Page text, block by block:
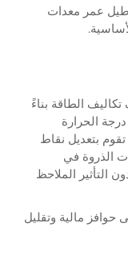
عمر معدات
الطاقة بناءً
الحرارة
بتعديل نقاط
الذروة في
التأثير الملاحظ
حوافز مالية وتقليل